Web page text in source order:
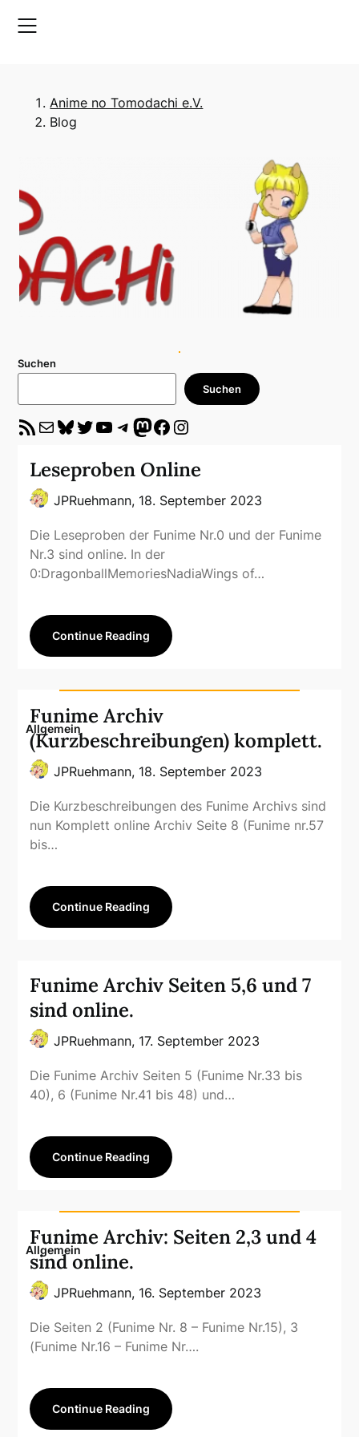
Anime no Tomodachi e.V.
Blog
Suchen
Suchen
RSS-Feed E-Mail Bluesky Twitter YouTube Telegram Mastodon Facebook Instagram
Leseproben Online
JPRuehmann, 18. September 2023
Die Leseproben der Funime Nr.0 und der Funime
Nr.3 sind online. In der
0:DragonballMemoriesNadiaWings of…
Continue Reading
Allgemein
Funime Archiv
(Kurzbeschreibungen) komplett.
JPRuehmann, 18. September 2023
Die Kurzbeschreibungen des Funime Archivs sind
nun Komplett online Archiv Seite 8 (Funime nr.57
bis…
Continue Reading
Funime Archiv Seiten 5,6 und 7
sind online.
JPRuehmann, 17. September 2023
Die Funime Archiv Seiten 5 (Funime Nr.33 bis
40), 6 (Funime Nr.41 bis 48) und…
Continue Reading
Allgemein
Funime Archiv: Seiten 2,3 und 4
sind online.
JPRuehmann, 16. September 2023
Die Seiten 2 (Funime Nr. 8 – Funime Nr.15), 3
(Funime Nr.16 – Funime Nr….
Continue Reading